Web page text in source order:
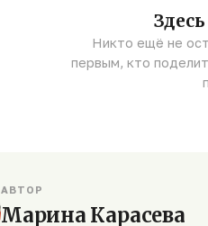
Никто ещё не
первым, кто
АВТОР
Марина Карасева